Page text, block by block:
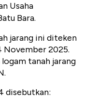
Usaha
Bara.
jarang ini diteken
November 2025.
tanah jarang
disebutkan: